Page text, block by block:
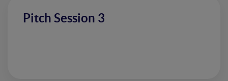
Pitch Session 3